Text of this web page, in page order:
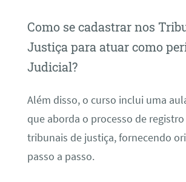
Como se cadastrar nos
Justiça para atuar como
Judicial?
Além disso, o curso inclui uma
que aborda o processo de
tribunais de justiça, fornecendo
passo a passo.